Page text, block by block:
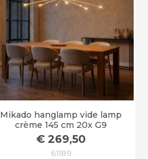
Mikado hanglamp vide lamp
crème 145 cm 20x G9
€269,50
61189